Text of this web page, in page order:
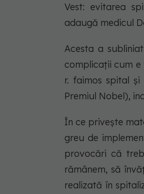
Vest: evitarea
adaugă medicul
Acesta a
complicații cum e
r. faimos spital
Premiul Nobel),
În ce privește
greu de
provocări că
rămânem, să
realizată în